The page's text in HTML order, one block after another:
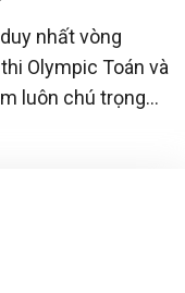
nhất vòng
Olympic Toán và
luôn chú trọng
mạng tìm hiểu